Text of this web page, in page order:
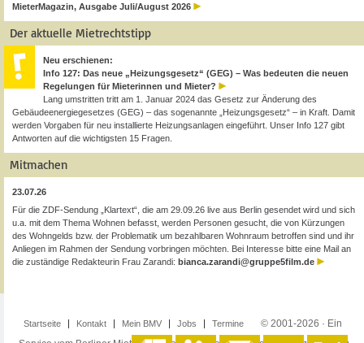
MieterMagazin, Ausgabe Juli/August 2026
Der aktuelle Mietrechtstipp
Neu erschienen:
Info 127: Das neue „Heizungsgesetz“ (GEG) – Was bedeuten die neuen
Regelungen für Mieterinnen und Mieter?
Lang umstritten tritt am 1. Januar 2024 das Gesetz zur Änderung des
Gebäudeenergiegesetzes (GEG) – das sogenannte „Heizungsgesetz“ – in Kraft. Damit
werden Vorgaben für neu installierte Heizungsanlagen eingeführt. Unser Info 127 gibt
Antworten auf die wichtigsten 15 Fragen.
Mitmachen
23.07.26
Für die ZDF-Sendung „Klartext“, die am 29.09.26 live aus Berlin gesendet wird und sich
u.a. mit dem Thema Wohnen befasst, werden Personen gesucht, die von Kürzungen
des Wohngelds bzw. der Problematik um bezahlbaren Wohnraum betroffen sind und ihr
Anliegen im Rahmen der Sendung vorbringen möchten. Bei Interesse bitte eine Mail an
die zuständige Redakteurin Frau Zarandi: bianca.zarandi@gruppe5film.de
Startseite Kontakt Mein BMV Jobs Termine
© 2001-2026 · Ein